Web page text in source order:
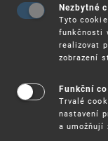
kandidáty
CSP 2025
poslední
Podmínky pro
kB), více
EQC portal,
v
Nezbytné
Tyto
funkčnosti
realizovat
zobrazení
Funkční
Trvalé
nastavení
a umožňují